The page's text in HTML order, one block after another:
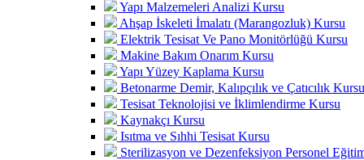
Yapı Malzemeleri Analizi Kursu
Ahşap İskeleti İmalatı (Marangozluk) Kursu
Elektrik Tesisat Ve Pano Monitörlüğü Kursu
Makine Bakım Onarım Kursu
Yapı Yüzey Kaplama Kursu
Betonarme Demir, Kalıpçılık ve Çatıcılık Kursu
Tesisat Teknolojisi ve İklimlendirme Kursu
Kaynakçı Kursu
Isıtma ve Sıhhi Tesisat Kursu
Sterilizasyon ve Dezenfeksiyon Personel